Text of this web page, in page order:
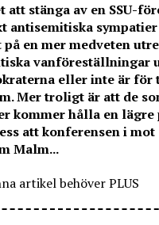
att stänga av en SSU-
antisemitiska
en mer medveten
vanföreställningar
eller inte är för
Mer troligt är att de
kommer hålla en
att konferensen i mot
Malm...
artikel behöver PLUS